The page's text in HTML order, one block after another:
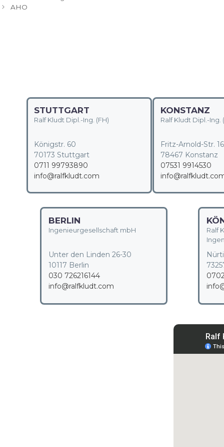
AHO
STUTTGART
Ralf Kludt Dipl.-Ing. (FH)
Königstr. 60
70173 Stuttgart
0711 99793890
info@ralfkludt.com
KONSTANZ
Ralf Kludt Dipl.-Ing.
Fritz-Arnold-Str. 16
78467 Konstanz
07531 9914530
BERLIN
Ingenieurgesellschaft mbH
Unter den Linden 26-30
10117 Berlin
030 726216144
info@ralfkludt.com
Ralf